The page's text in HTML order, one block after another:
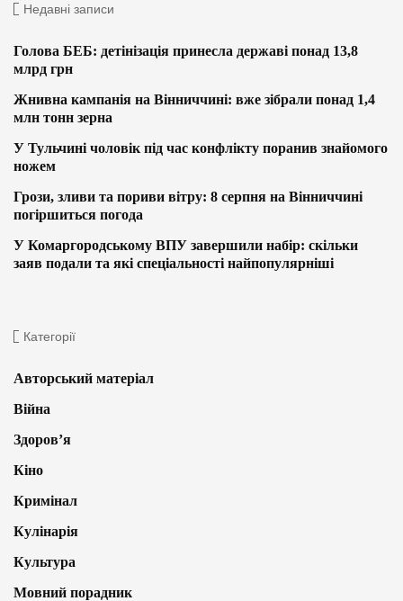
Недавні записи
Голова БЕБ: детінізація принесла державі понад 13,8
млрд грн
Жнивна кампанія на Вінниччині: вже зібрали понад 1,4
млн тонн зерна
У Тульчині чоловік під час конфлікту поранив знайомого
ножем
Грози, зливи та пориви вітру: 8 серпня на Вінниччині
погіршиться погода
У Комаргородському ВПУ завершили набір: скільки
заяв подали та які спеціальності найпопулярніші
Категорії
Авторський матеріал
Війна
Здоров’я
Кіно
Кримінал
Кулінарія
Культура
Мовний порадник